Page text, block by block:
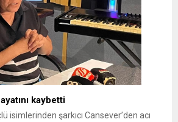
kaybetti
isimlerinden şarkıcı Cansever’den acı